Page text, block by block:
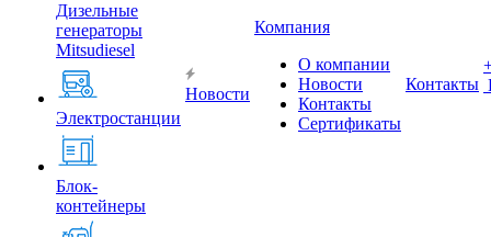
Дизельные
генераторы
Mitsudiesel
Электростанции
Блок-
контейнеры
Новости
Компания
О компании
Новости
Контакты
Сертификаты
Контакты